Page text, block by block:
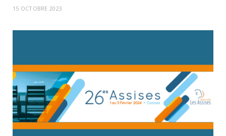
15 OCTOBRE 2023